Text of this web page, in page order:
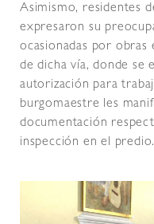
Asimismo, residentes
expresaron su
ocasionadas por obras
de dicha vía, donde se
autorización para
burgomaestre les
documentación
inspección en el predio.